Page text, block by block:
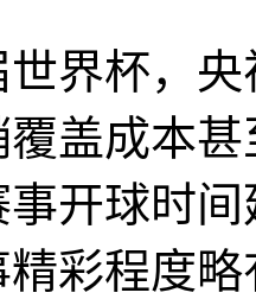
杯，央
盖成本
开球时
彩程度